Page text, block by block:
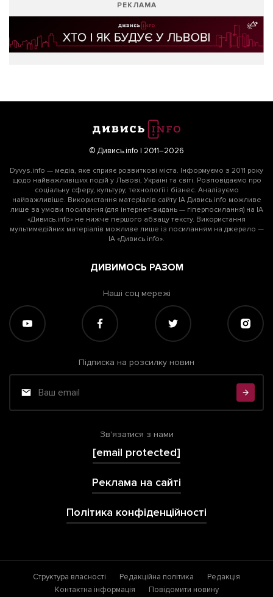
РЕКЛАМА
© Дивись.info | 2011–2026
Dyvys.info — медіа, яке сприяє розвиткові міста. Інформуємо з 2011 року
щодо найважливіших подій у Львові, Україні та світі. Розповідаємо про
соціальну сферу, культуру, технології і бізнес. Аналізуємо
найважливіше. Використання матеріалів сайту ІА Дивись.info можливе
лише за умови посилання (для інтернет-видань — гіперпосилання) на ІА
«Дивись.info» не нижче першого абзацу тексту. Використання
мультимедійних матеріалів можливе лише із посиланням на джерело —
ІА «Дивись.info».
ДИВИМОСЬ РАЗОМ
Наші соц мережі
Підписка на розсилку новин
Зв'язатися з нами
[email protected]
Реклама на сайті
Політика конфіденційності
Структура власності Редакційна політика
Редакція
Контактна інформація
Повідомити новину